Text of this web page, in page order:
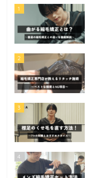
1
2
3
4